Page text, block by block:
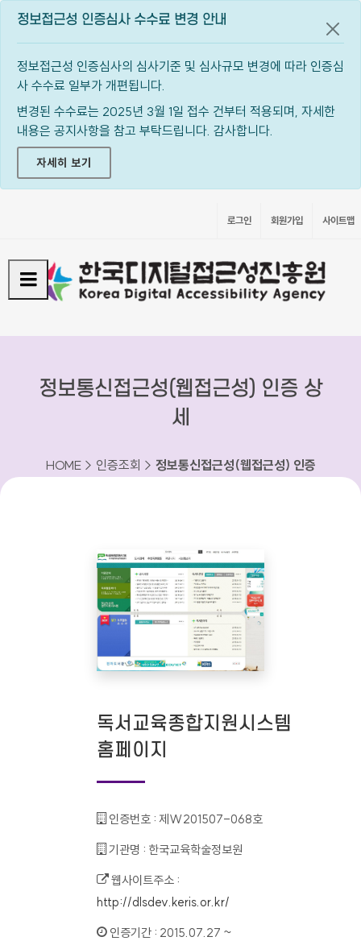
정보접근성 인증심사 수수료 변경 안내
정보접근성 인증심사의 심사기준 및 심사규모 변경에 따라 인증심
사 수수료 일부가 개편됩니다.
변경된 수수료는 2025년 3월 1일 접수 건부터 적용되며, 자세한
내용은 공지사항을 참고 부탁드립니다. 감사합니다.
자세히 보기
공지
로그인 회원가입 사이트맵
정보통신접근성(웹접근성) 인증 상
세
HOME > 인증조회 > 정보통신접근성(웹접근성) 인증
독서교육종합지원시스템
홈페이지
인증번호 : 제W201507-068호
기관명 : 한국교육학술정보원
웹사이트주소 :
http://dlsdev.keris.or.kr/
인증기간 : 2015.07.27 ~